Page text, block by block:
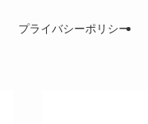
プライバシーポリシー